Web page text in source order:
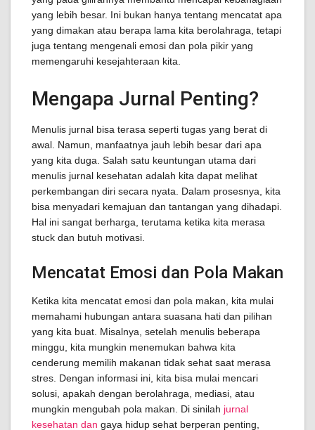
yang lebih besar. Ini bukan hanya tentang mencatat apa
yang dimakan atau berapa lama kita berolahraga, tetapi
juga tentang mengenali emosi dan pola pikir yang
memengaruhi kesejahteraan kita.
Mengapa Jurnal Penting?
Menulis jurnal bisa terasa seperti tugas yang berat di
awal. Namun, manfaatnya jauh lebih besar dari apa
yang kita duga. Salah satu keuntungan utama dari
menulis jurnal kesehatan adalah kita dapat melihat
perkembangan diri secara nyata. Dalam prosesnya, kita
bisa menyadari kemajuan dan tantangan yang dihadapi.
Hal ini sangat berharga, terutama ketika kita merasa
stuck dan butuh motivasi.
Mencatat Emosi dan Pola Makan
Ketika kita mencatat emosi dan pola makan, kita mulai
memahami hubungan antara suasana hati dan pilihan
yang kita buat. Misalnya, setelah menulis beberapa
minggu, kita mungkin menemukan bahwa kita
cenderung memilih makanan tidak sehat saat merasa
stres. Dengan informasi ini, kita bisa mulai mencari
solusi, apakah dengan berolahraga, mediasi, atau
mungkin mengubah pola makan. Di sinilah jurnal
kesehatan dan gaya hidup sehat berperan penting,